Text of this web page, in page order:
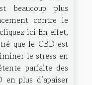
beaucoup plus
contre le
ici En effet,
que le CBD est
le stress en
parfaite des
plus d’apaiser